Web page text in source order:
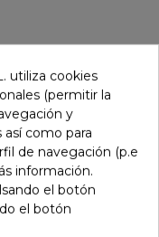
utiliza cookies
(permitir la
y
como para
de navegación (p.e
información.
el botón
el botón